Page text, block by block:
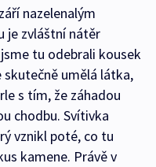
nazelenalým
je zvláštní nátěr
tu odebrali kousek
umělá látka,
s tím, že záhadou
chodbu. Svítivka
vznikl poté, co tu
kamene. Právě v